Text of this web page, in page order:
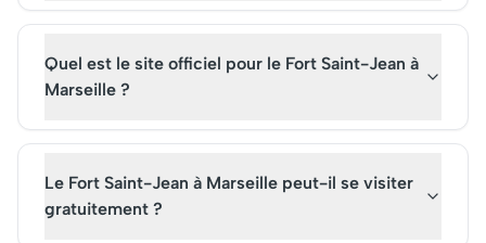
Quel est le site officiel pour le Fort Saint-Jean à
Marseille ?
Le Fort Saint-Jean à Marseille peut-il se visiter
gratuitement ?